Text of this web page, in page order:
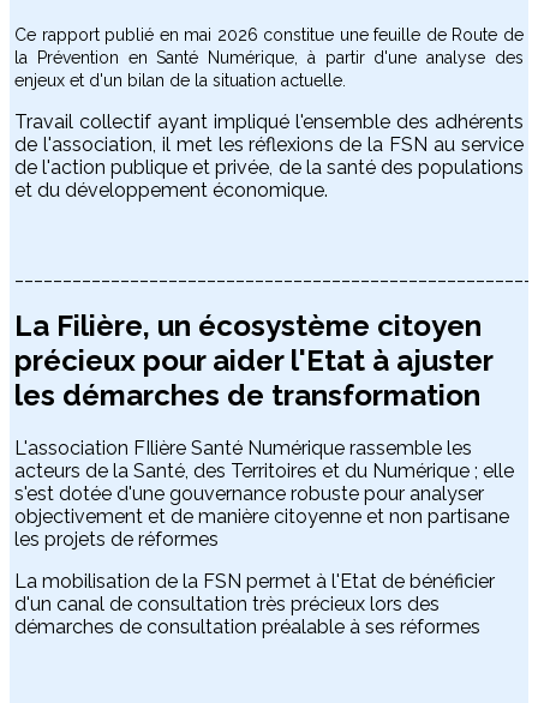
Ce rapport publié en mai 2026 constitue une feuille de Route de
la Prévention en Santé Numérique, à partir d'une analyse des
enjeux et d'un bilan de la situation actuelle.
Travail collectif ayant impliqué l'ensemble des adhérents
de l'association, il met les réflexions de la FSN au service
de l'action publique et privée, de la santé des populations
et du développement économique.
La Filière, un écosystème citoyen
précieux pour aider l'Etat à ajuster
les démarches de transformation
L'association FIlière Santé Numérique rassemble les
acteurs de la Santé, des Territoires et du Numérique ; elle
s'est dotée d'une gouvernance robuste pour analyser
objectivement et de manière citoyenne et non partisane
les projets de réformes
La mobilisation de la FSN permet à l'Etat de bénéficier
d'un canal de consultation très précieux lors des
démarches de consultation préalable à ses réformes